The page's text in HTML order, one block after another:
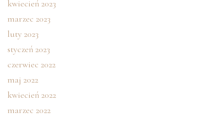
kwiecień 2023
marzec 2023
luty 2023
styczeń 2023
czerwiec 2022
maj 2022
kwiecień 2022
marzec 2022